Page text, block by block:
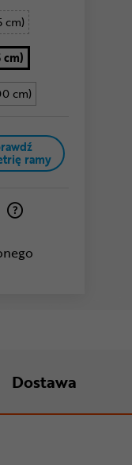
cm)
cm)
cm)
ramy
Dostawa